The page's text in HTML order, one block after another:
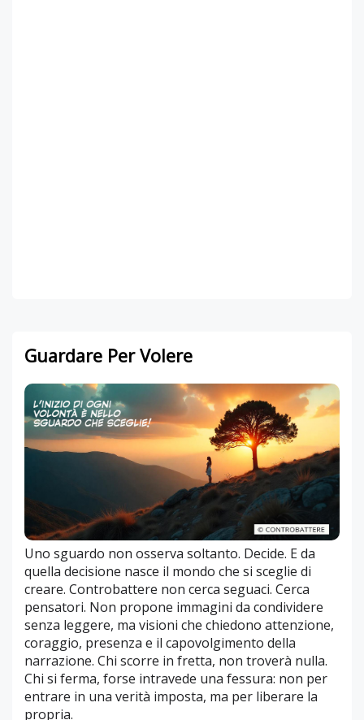
Guardare Per Volere
Uno sguardo non osserva soltanto. Decide. E da
quella decisione nasce il mondo che si sceglie di
creare. Controbattere non cerca seguaci. Cerca
pensatori. Non propone immagini da condividere
senza leggere, ma visioni che chiedono attenzione,
coraggio, presenza e il capovolgimento della
narrazione. Chi scorre in fretta, non troverà nulla.
Chi si ferma, forse intravede una fessura: non per
entrare in una verità imposta, ma per liberare la
propria.